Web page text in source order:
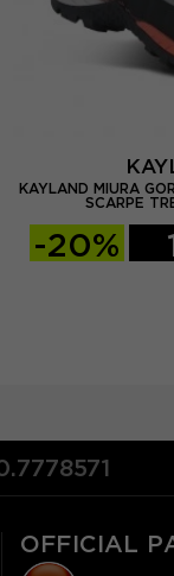
KAYLAND MIURA
SCARPE
-20%
OFFICIAL